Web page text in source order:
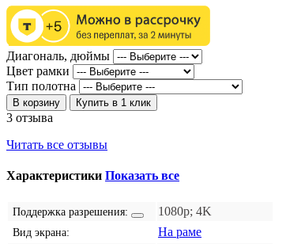
Диагональ, дюймы
Цвет рамки
Тип полотна
В корзину Купить в 1 клик
3 отзыва
Читать все отзывы
Характеристики Показать все
Поддержка разрешения: 1080p; 4K
Вид экрана: На раме